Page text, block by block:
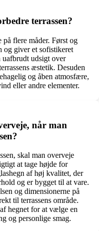
terrassen?
på flere måder. Først og
og giver et sofistikeret
uafbrudt udsigt over
æstetik. Desuden
og åben atmosfære,
eller andre elementer.
når man
skal man overveje
at tage højde for
af høj kvalitet, der
og er bygget til at vare.
og dimensionerne på
til terrassens område.
hegnet for at vælge en
og personlige smag.